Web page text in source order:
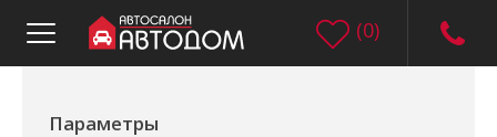
(0)
Параметры